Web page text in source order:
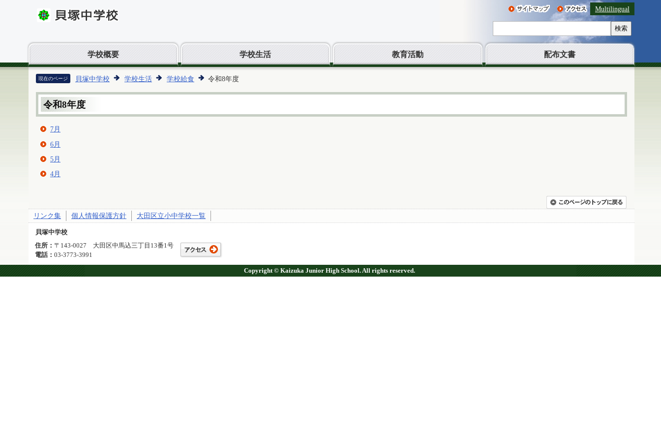
Multilingual
検索
学校概要 学校生活 教育活動 配布文書
現在のページ 貝塚中学校 学校生活 学校給食 令和8年度
令和8年度
7月
6月
5月
4月
リンク集 個人情報保護方針 大田区立小中学校一覧
貝塚中学校
住所： 〒143-0027 大田区中馬込三丁目13番1号
電話： 03-3773-3991
Copyright © Kaizuka Junior High School. All rights reserved.